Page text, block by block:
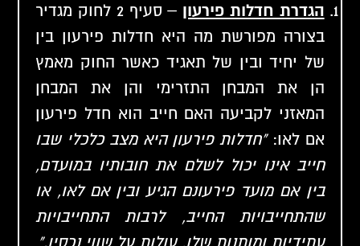
הגדרת חדלות פירעון
– סעיף 2 לחוק מגדיר
בצורה מפורשת מה היא חדלות פירעון בין
של יחיד ובין של תאגיד כאשר החוק מאמץ
הן את המבחן התזרימי והן את המבחן
המאזני לקביעה האם חייב הוא חדל פירעון
אם לאו:"חדלות פירעון היא מצב כלכלי שבו
חייב אינו יכול לשלם את חובותיו במועדם,
בין אם מועד פירעונם הגיע ובין אם לאו, או
שהתחייבויות החייב, לרבות התחייבויות